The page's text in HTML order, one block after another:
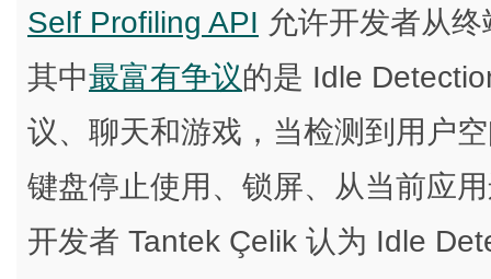
Self Profiling API 允许开发者从
其中最富有争议的是 Idle
议、聊天和游戏，当检测到用户
键盘停止使用、锁屏、从当前应
开发者 Tantek Çelik 认为 Idle